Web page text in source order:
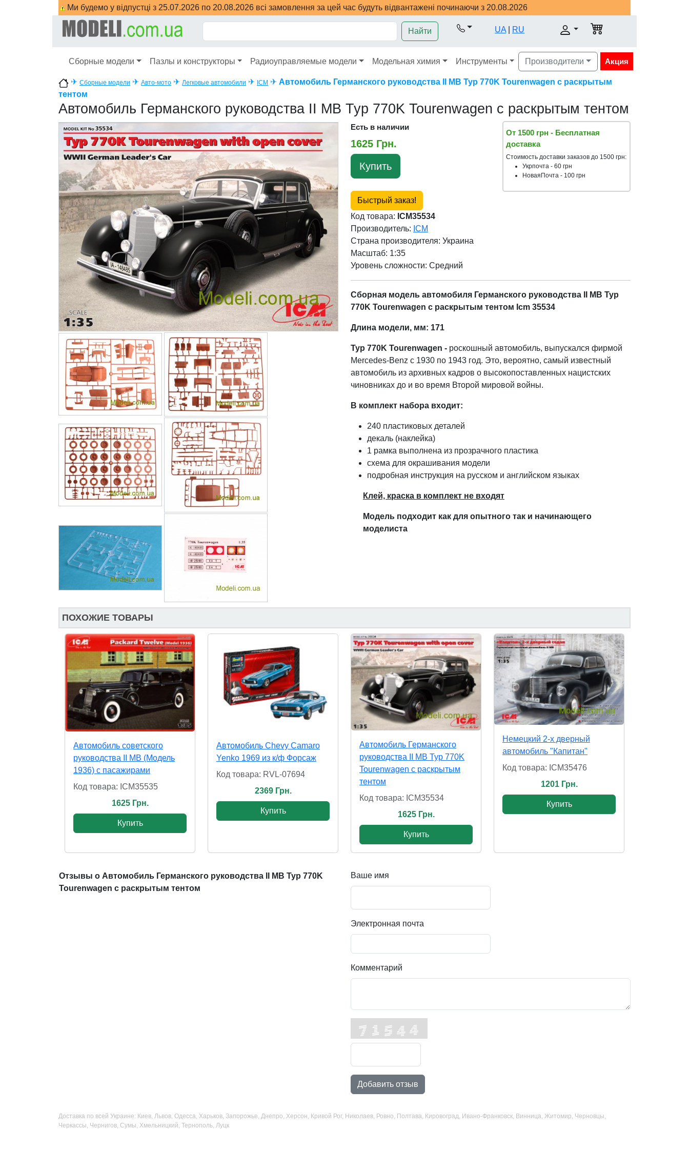
Ми будемо у відпустці з 25.07.2026 по 20.08.2026 всі замовлення за цей час будуть відвантажені починаючи з 20.08.2026
Найти UA RU
Сборные модели Пазлы и конструкторы Радиоуправляемые модели Модельная химия Инструменты Производители Акция
✈ Сборные модели ✈ Авто-мото ✈ Легковые автомобили ✈ ICM ✈ Автомобиль Германского руководства ІІ МВ Typ 770K Tourenwagen с раскрытым
тентом
Автомобиль Германского руководства ІІ МВ Typ 770K Tourenwagen с раскрытым тентом
Есть в наличии
1625 Грн.
Купить
Быстрый заказ!
Код товара: ICM35534
Производитель: ICM
Страна производителя: Украина
Масштаб: 1:35
Уровень сложности: Cредний
От 1500 грн - Бесплатная
доставка
Стоимость доставки заказов до 1500 грн:
Укрпочта - 60 грн
НоваяПочта - 100 грн
Сборная модель автомобиля Германского руководства ІІ МВ Typ
770K Tourenwagen с раскрытым тентом Icm 35534
Длина модели, мм: 171
Typ 770K Tourenwagen - роскошный автомобиль, выпускался фирмой
Mercedes-Benz с 1930 по 1943 год. Это, вероятно, самый известный
автомобиль из архивных кадров о высокопоставленных нацистских
чиновниках до и во время Второй мировой войны.
В комплект набора входит:
240 пластиковых деталей
декаль (наклейка)
1 рамка выполнена из прозрачного пластика
схема для окрашивания модели
подробная инструкция на русском и английском языках
Клей, краска в комплект не входят
Модель подходит как для опытного так и начинающего
моделиста
ПОХОЖИЕ ТОВАРЫ
Автомобиль советского
руководства II МВ (Модель
1936) c пасажирами
Код товара: ICM35535
1625 Грн.
Купить
Автомобиль Chevy Camaro
Yenko 1969 из к/ф Форсаж
Код товара: RVL-07694
2369 Грн.
Купить
Автомобиль Германского
руководства ІІ МВ Typ 770K
Tourenwagen с раскрытым
тентом
Код товара: ICM35534
1625 Грн.
Купить
Немецкий 2-х дверный
автомобиль "Капитан"
Код товара: ICM35476
1201 Грн.
Купить
Отзывы о Автомобиль Германского руководства ІІ МВ Typ 770K
Tourenwagen с раскрытым тентом
Ваше имя
Электронная почта
Комментарий
Добавить отзыв
Доставка по всей Украине: Киев, Львов, Одесса, Харьков, Запорожье, Днепро, Херсон, Кривой Рог, Николаев, Ровно, Полтава, Кировоград, Ивано-Франковск, Винница, Житомир, Черновцы,
Черкассы, Чернигов, Сумы, Хмельницкий, Тернополь, Луцк